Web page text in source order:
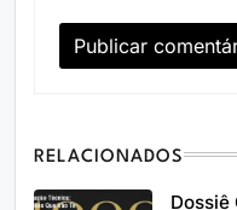
RELACIONADOS
Dossiê